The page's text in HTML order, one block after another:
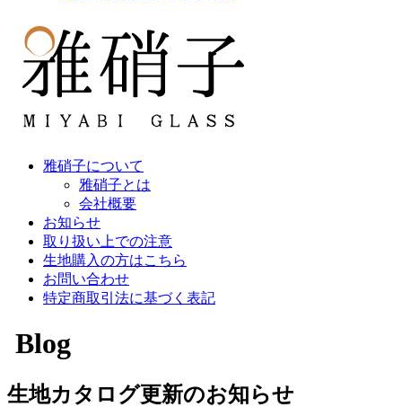
雅硝子について
雅硝子とは
会社概要
お知らせ
取り扱い上での注意
生地購入の方はこちら
お問い合わせ
特定商取引法に基づく表記
Blog
生地カタログ更新のお知らせ